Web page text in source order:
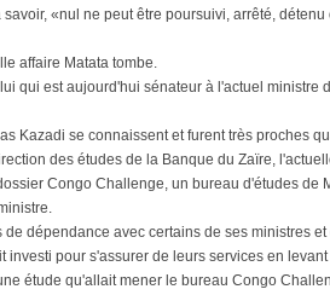
«nul ne peut être poursuivi, arrêté,
affaire Matata tombe.
qui est aujourd'hui sénateur à l'actuel ministre
Kazadi se connaissent et furent très proches
des études de la Banque du Zaïre,
Congo Challenge, un bureau d'études de
de dépendance avec certains de ses ministres
investi pour s'assurer de leurs services en
étude qu'allait mener le bureau Congo